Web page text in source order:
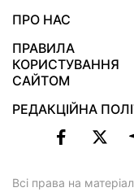
ПРО НАС
ПРАВИЛА
КОРИСТУВАННЯ
САЙТОМ
РЕДАКЦІЙНА
Всі права на